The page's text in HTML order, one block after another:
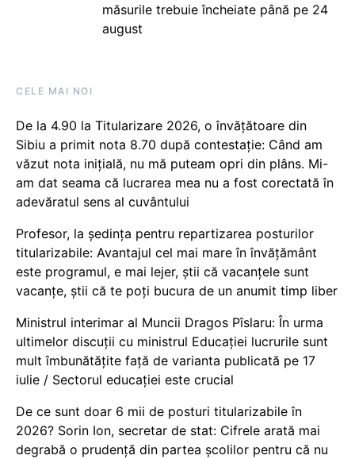
măsurile trebuie încheiate până pe 24
august
CELE MAI NOI
De la 4.90 la Titularizare 2026, o învățătoare din
Sibiu a primit nota 8.70 după contestație: Când am
văzut nota inițială, nu mă puteam opri din plâns. Mi-
am dat seama că lucrarea mea nu a fost corectată în
adevăratul sens al cuvântului
Profesor, la ședința pentru repartizarea posturilor
titularizabile: Avantajul cel mai mare în învățământ
este programul, e mai lejer, știi că vacanțele sunt
vacanţe, știi că te poți bucura de un anumit timp liber
Ministrul interimar al Muncii Dragos Pîslaru: În urma
ultimelor discuții cu ministrul Educației lucrurile sunt
mult îmbunătățite față de varianta publicată pe 17
iulie / Sectorul educației este crucial
De ce sunt doar 6 mii de posturi titularizabile în
2026? Sorin Ion, secretar de stat: Cifrele arată mai
degrabă o prudență din partea școlilor pentru că nu